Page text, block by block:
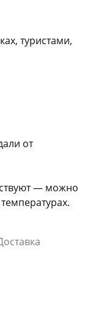
туристами,
от
— можно